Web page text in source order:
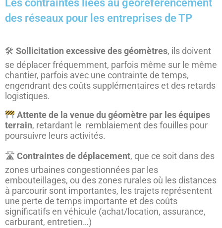
des réseaux pour les entreprises de TP
🛠 Sollicitation excessive des géomètres, ils doivent
se déplacer fréquemment, parfois même sur le même
chantier, parfois avec une contrainte de temps,
engendrant des coûts supplémentaires et des retards
logistiques.
Attente de la venue du géomètre par les équipes
terrain, retardant le remblaiement des fouilles pour
poursuivre leurs activités.
🛣 Contraintes de déplacement, que ce soit dans des
zones urbaines congestionnées par les
embouteillages, ou des zones rurales où les distances
à parcourir sont importantes, les trajets représentent
une perte de temps importante et des coûts
significatifs en véhicule (achat/location, assurance,
carburant, entretien…)